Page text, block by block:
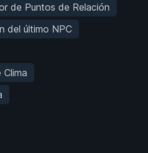
de Puntos de Relación
del último NPC